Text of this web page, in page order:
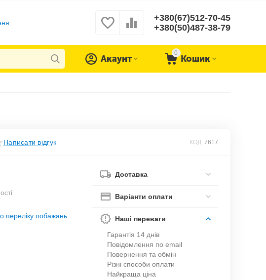
+380(67)512-70-45
+380(50)487-38-79
0
Кошик
Акаунт
Написати відгук КОД: 7617
переліку побажань
Доставка
Варіанти оплати
Наші переваги
Гарантія 14 днів
Повідомлення по email
Повернення та обмін
Різні способи оплати
Найкраща ціна